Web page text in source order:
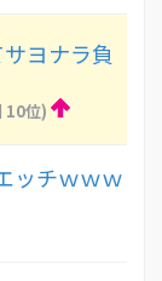
ヨナラ負
10位)
ッチｗｗｗ